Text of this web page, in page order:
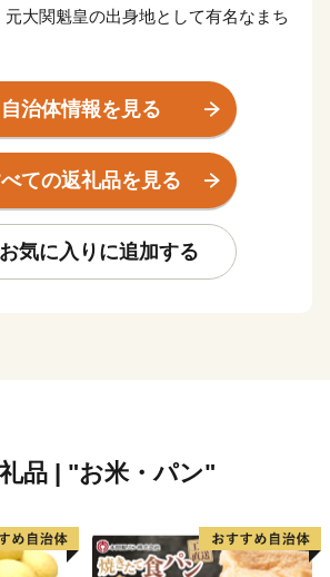
大関魁皇の出身地として有名なまち
なる遠賀川に代表される豊かな自然に
13万本のチューリップが咲き誇りま
代は直方藩の城下町として、明治以降
で筑豊炭田の中心都市として栄えるな
成す直方市。あなたの温かいご支援
自治体情報を見る
ての返礼品を見る
お気に入りに追加する
品 | "お米・パン"